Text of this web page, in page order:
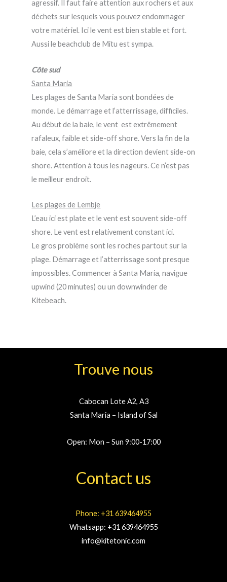
agressif. Il faut faire attention aux rochers et aux
déchets sur lesquels vous pouvez endommager
votre matériel. Ici le vent est bien stable et fort.
Aussi le beachclub de Mitu est sympa.
Côte sud
Santa Maria
Les plages de Santa Maria sont bondées de
monde. Le démarrage et l’atterrissage, difficiles.
Au début de la baie, le vent est extrêmement
rafaleux, faible et side-off shore. Vers la fin de la
baie, cela s’améliore et la direction devient side-on
shore. Attention à tous les nageurs. Ce n’est pas
le meilleur endroit.
Les plages de Lembje
L’eau ici est plate et le vent est souvent side-off
shore. Le vent est relativement constant ici.
Le gros problème sont les roches partout sur la
plage. Démarrage et l’atterrissage sont presque
impossibles. Commencer à Santa Maria, navigue
upwind (20 minutes) ou un downwinder de
Kitebeach.
Trouve nous
Cabocan Lote A2, A3
Santa Maria – Island of Sal
Open: Mon – Sun 9:00-17:00
Contact us
Phone: +31 639464955
Whatsapp: +31 639464955
info@kitetonic.com